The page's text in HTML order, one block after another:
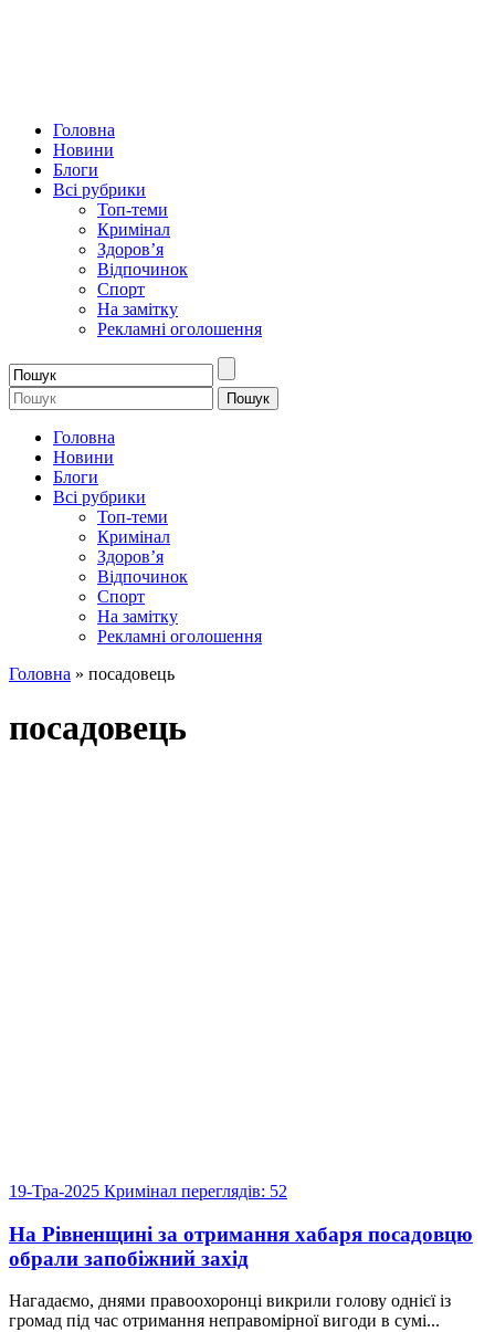
Головна
Новини
Блоги
Всі рубрики
Топ-теми
Кримінал
Здоров’я
Відпочинок
Спорт
На замітку
Рекламні оголошення
Головна
Новини
Блоги
Всі рубрики
Топ-теми
Кримінал
Здоров’я
Відпочинок
Спорт
На замітку
Рекламні оголошення
Головна » посадовець
посадовець
19-Тра-2025 Кримінал переглядів: 52
На Рівненщині за отримання хабаря посадовцю
обрали запобіжний захід
Нагадаємо, днями правоохоронці викрили голову однієї із
громад під час отримання неправомірної вигоди в сумі...